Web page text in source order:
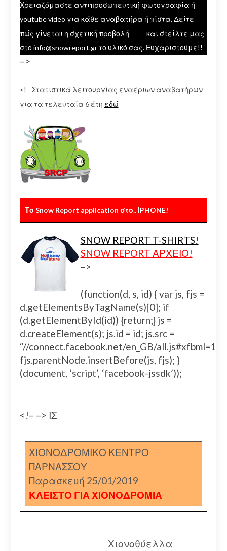
Χρειαζόμαστε αντιπροσωπευτική φωτογραφία ή
youtube video για κάθε αναβατήρα ή πίστα. Δείτε
πώς γίνεται η σχετική προβολή
και στείλτε μας
στο info@snowreport.gr το υλικό σας. Ευχαριστούμε!!
–>
<!– Στατιστικά λειτουργίας εναέριων αναβατήρων
για τα τελευταία 6 έτη εδώ
Το Snow Report application στο.. ΙPHONE!
SNOW REPORT T-SHIRTS!
SNOW REPORT ΑΡΧΕΙΟ!
–>
(function(d, s, id) { var js, fjs =
d.getElementsByTagName(s)[0]; if
(d.getElementById(id)) {return;} js =
d.createElement(s); js.id = id; js.src =
“//connect.facebook.net/en_GB/
fjs.parentNode.insertBefore(js, fjs); }
(document, ‘script’, ‘facebook-jssdk’));
<!– –> ΙΣ
ΧΙΟΝΟΔΡΟΜΙΚΟ ΚΕΝΤΡΟ
ΠΑΡΝΑΣΣΟΥ
Παρασκευή 25/01/2019
ΚΛΕΙΣΤΟ ΓΙΑ ΧΙΟΝΟΔΡΟΜΙΑ
Χιονοθύελλα